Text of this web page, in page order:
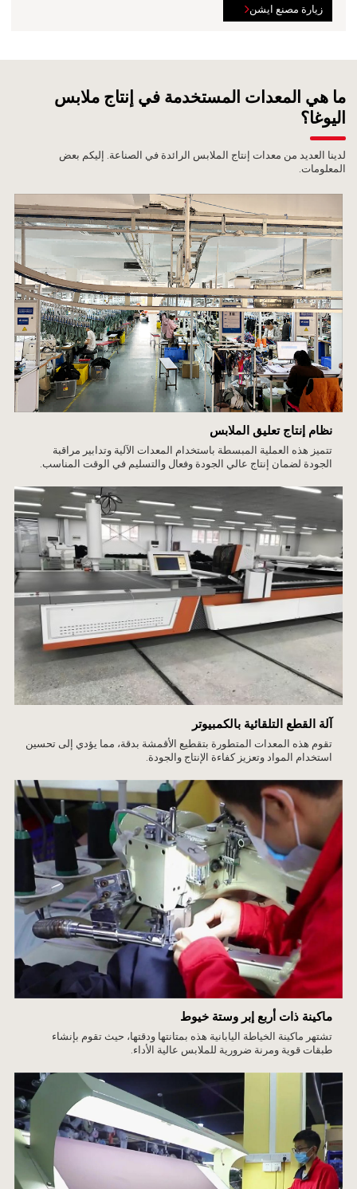
زيارة مصنع ايشن
ما هي المعدات المستخدمة في إنتاج ملابس
اليوغا؟
لدينا العديد من معدات إنتاج الملابس الرائدة في الصناعة. إليكم بعض
المعلومات.
نظام إنتاج تعليق الملابس
تتميز هذه العملية المبسطة باستخدام المعدات الآلية وتدابير مراقبة
الجودة لضمان إنتاج عالي الجودة وفعال والتسليم في الوقت المناسب.
آلة القطع التلقائية بالكمبيوتر
تقوم هذه المعدات المتطورة بتقطيع الأقمشة بدقة، مما يؤدي إلى تحسين
استخدام المواد وتعزيز كفاءة الإنتاج والجودة.
ماكينة ذات أربع إبر وستة خيوط
تشتهر ماكينة الخياطة اليابانية هذه بمتانتها ودقتها، حيث تقوم بإنشاء
طبقات قوية ومرنة ضرورية للملابس عالية الأداء.